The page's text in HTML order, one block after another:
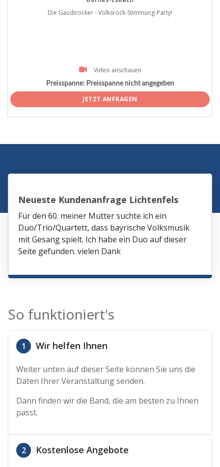
Die Gaudirocker - Volksrock-Stimmung-Party!
Video anschauen
Preisspanne: Preisspanne nicht angegeben
JETZT ANFRAGEN
Neueste Kundenanfrage Lichtenfels
Für den 60. meiner Mutter suchte ich ein
Duo/Trio/Quartett, dass bayrische Volksmusik
mit Gesang spielt. Ich habe ein Duo auf dieser
Seite gefunden. vielen Dank
So funktioniert's
1 Wir helfen Ihnen
Weiter unten auf dieser Seite können Sie uns die
Daten Ihrer Veranstaltung senden.
Dann finden wir die Band, die am besten zu Ihnen
passt.
2 Kostenlose Angebote